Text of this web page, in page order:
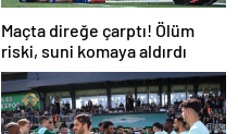
Maçta direğe çarptı! Ölüm
riski, suni komaya aldırdı